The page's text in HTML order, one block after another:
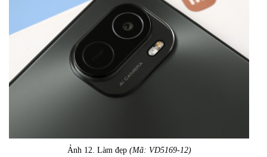
Ảnh 12. Làm đẹp (Mã: VD5169-12)